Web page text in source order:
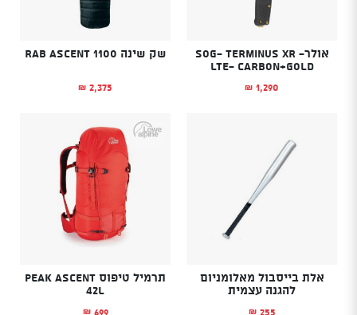
אולר- SOG- Terminus XR
LTE- Carbon+Gold
₪ 1,290
שק שינה Rab Ascent 1100
₪ 2,375
אלת בייסבול מאלומניום
להגנה עצמית
₪ 255
תרמיל טיפוס Peak Ascent
42L
₪ 699